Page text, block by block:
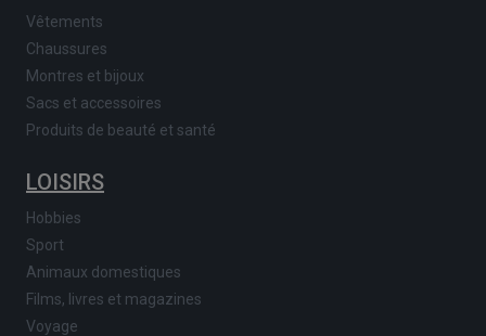
Vêtements
Chaussures
Montres et bijoux
Sacs et accessoires
Produits de beauté et santé
LOISIRS
Hobbies
Sport
Animaux domestiques
Films, livres et magazines
Voyage